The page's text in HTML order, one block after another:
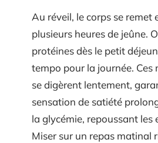
Au réveil, le corps se remet
plusieurs heures de jeûne.
protéines dès le petit
tempo pour la journée. Ces
se digèrent lentement,
sensation de satiété
la glycémie, repoussant les
Miser sur un repas matinal